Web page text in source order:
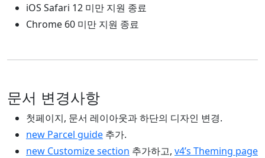
iOS Safari 12 미만 지원 종료
Chrome 60 미만 지원 종료
문서 변경사항
첫페이지, 문서 레이아웃과 하단의 디자인 변경.
new Parcel guide 추가.
new Customize section 추가하고, v4’s Theming page